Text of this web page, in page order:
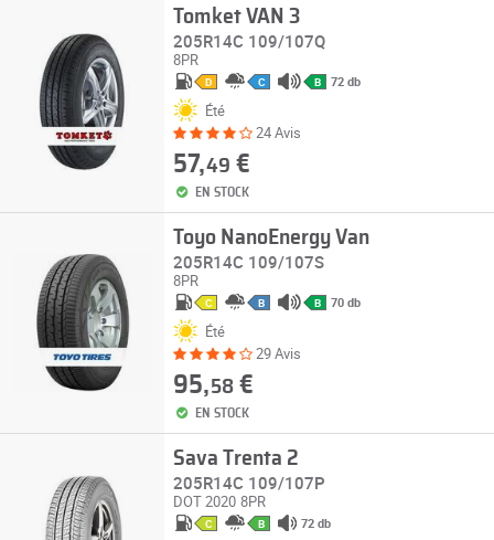
Tomket VAN 3
205R14C 109/107Q
8PR
D C B 72 db
Été
24 Avis
57,49 €
EN STOCK
Toyo NanoEnergy Van
205R14C 109/107S
8PR
C B B 70 db
Été
29 Avis
95,58€
EN STOCK
Sava Trenta 2
205R14C 109/107P
DOT 2020 8PR
C B 72 db